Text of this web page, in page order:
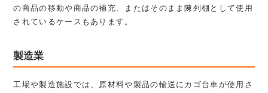
の商品の移動や商品の補充、またはそのまま陳列棚として使用
されているケースもあります。
製造業
工場や製造施設では、原材料や製品の輸送にカゴ台車が使用さ